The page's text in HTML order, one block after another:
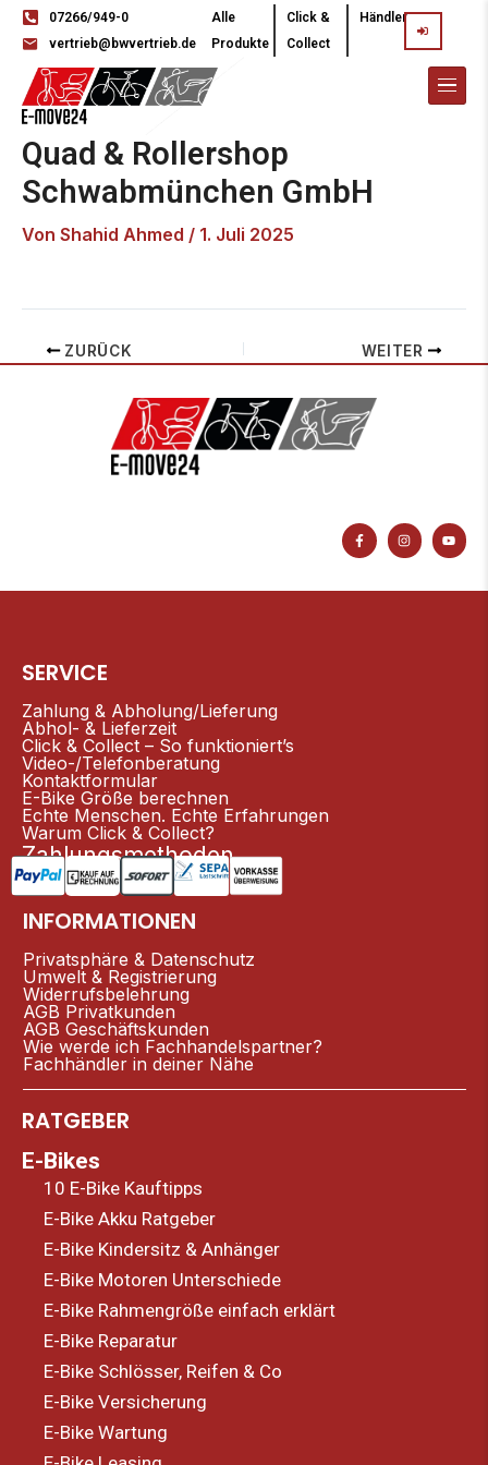
07266/949-0
vertrieb@bwvertrieb.de
Alle
Produkte
Click &
Collect
Händler
Quad & Rollershop
Schwabmünchen GmbH
Von Shahid Ahmed / 1. Juli 2025
ZURÜCK WEITER
F
a
c
o
I
n
s
g
Y
o
u
b
SERVICE
Zahlung & Abholung/Lieferung
Abhol- & Lieferzeit
Click & Collect – So funktioniert’s
Video-/Telefonberatung
Kontaktformular
E-Bike Größe berechnen
Echte Menschen. Echte Erfahrungen
Warum Click & Collect?
Zahlungsmethoden
INFORMATIONEN
Privatsphäre & Datenschutz
Umwelt & Registrierung
Widerrufsbelehrung
AGB Privatkunden
AGB Geschäftskunden
Wie werde ich Fachhandelspartner?
Fachhändler in deiner Nähe
RATGEBER
E-Bikes
10 E-Bike Kauftipps
E-Bike Akku Ratgeber
E-Bike Kindersitz & Anhänger
E-Bike Motoren Unterschiede
E-Bike Rahmengröße einfach erklärt
E-Bike Reparatur
E-Bike Schlösser, Reifen & Co
E-Bike Versicherung
E-Bike Wartung